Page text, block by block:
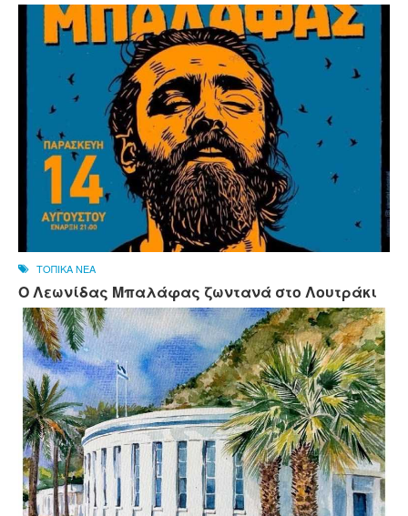
ΤΟΠΙΚΑ ΝΕΑ
Ο Λεωνίδας Μπαλάφας ζωντανά στο Λουτράκι